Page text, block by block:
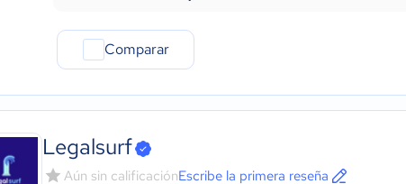
Recursos Humanos
Turismo
Moda y textiles
Comparar
Legalsurf
Aún sin calificaciónEscribe la primera reseña